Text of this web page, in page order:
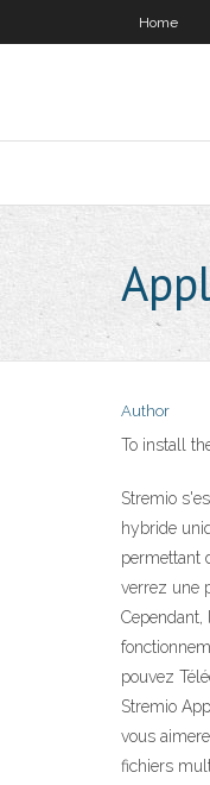
Home
Author
To install
Stremio
hybride
permettant
verrez une
pouvez
Stremio
vous
fichiers